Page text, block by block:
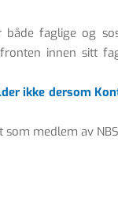
faglige og
innen sitt
ikke dersom
medlem av